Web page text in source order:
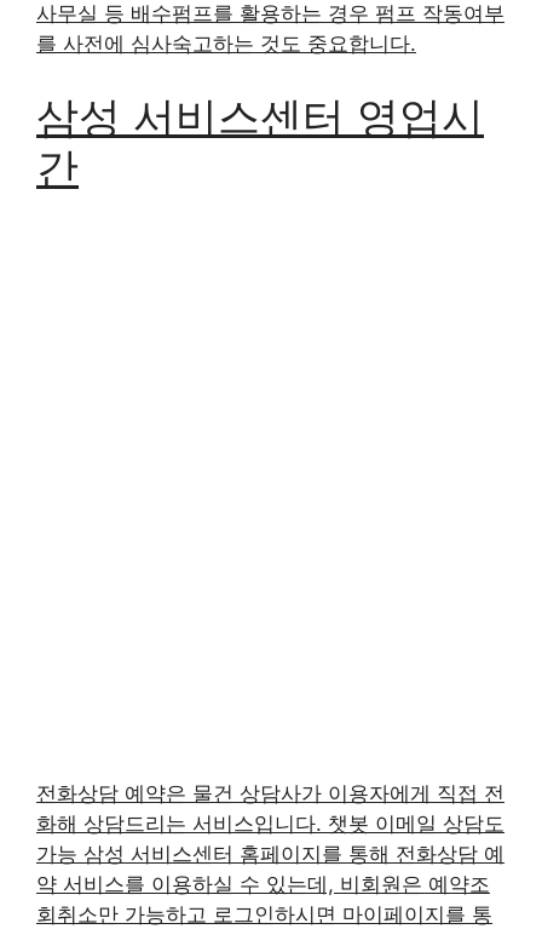
사무실 등 배수펌프를 활용하는 경우 펌프 작동여부
를 사전에 심사숙고하는 것도 중요합니다.
삼성 서비스센터 영업시
간
전화상담 예약은 물건 상담사가 이용자에게 직접 전
화해 상담드리는 서비스입니다. 챗봇 이메일 상담도
가능 삼성 서비스센터 홈페이지를 통해 전화상담 예
약 서비스를 이용하실 수 있는데, 비회원은 예약조
회취소만 가능하고 로그인하시면 마이페이지를 통